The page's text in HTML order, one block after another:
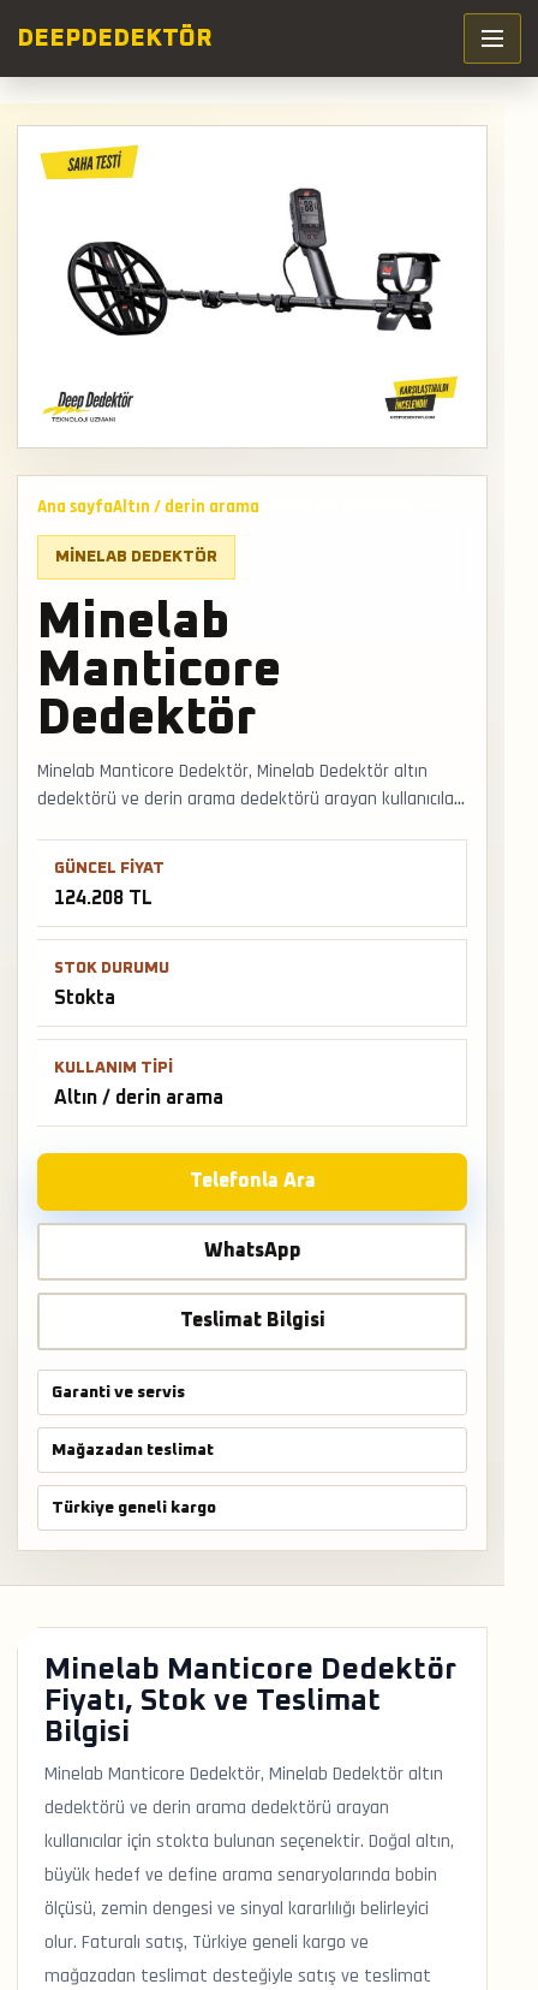
DEEP DEDEKTÖR
Ana sayfaAltın / derin arama
MINELAB DEDEKTÖR
Minelab
Manticore
Dedektör
Minelab Manticore Dedektör, Minelab Dedektör altın
dedektörü ve derin arama dedektörü arayan kullanıcılar
ve define arama senaryolarında bobin ölçüsü, zemin
Türkiye geneli kargo ve mağazadan teslimat desteğiyle
satış ve teslimat desteği hızlıca alınabilir.
GÜNCEL FIYAT
124.208 TL
STOK DURUMU
Stokta
KULLANIM TIPI
Altın / derin arama
Telefonla Ara
WhatsApp
Teslimat Bilgisi
Garanti ve servis
Mağazadan teslimat
Türkiye geneli kargo
Minelab Manticore Dedektör
Fiyatı, Stok ve Teslimat
Bilgisi
Minelab Manticore Dedektör, Minelab Dedektör altın
dedektörü ve derin arama dedektörü arayan
kullanıcılar için stokta bulunan seçenektir. Doğal altın,
büyük hedef ve define arama senaryolarında bobin
ölçüsü, zemin dengesi ve sinyal kararlılığı belirleyici
olur. Faturalı satış, Türkiye geneli kargo ve
mağazadan teslimat desteğiyle satış ve teslimat